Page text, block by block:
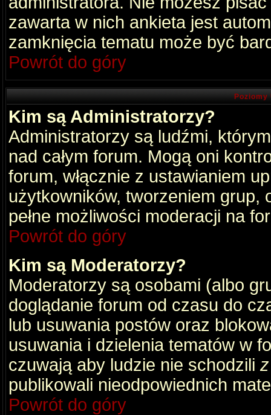
zawarta w nich ankieta jest
zamknięcia tematu może być
Powrót do góry
Kim są Administratorzy?
Administratorzy są ludźmi,
nad całym forum. Mogą oni
forum, włącznie z ustawianiem
użytkowników, tworzeniem grup,
pełne możliwości moderacji na
Powrót do góry
Kim są Moderatorzy?
Moderatorzy są osobami (albo
doglądanie forum od czasu do
lub usuwania postów oraz
usuwania i dzielenia tematów w
czuwają aby ludzie nie schodzili
publikowali nieodpowiednich
Powrót do góry